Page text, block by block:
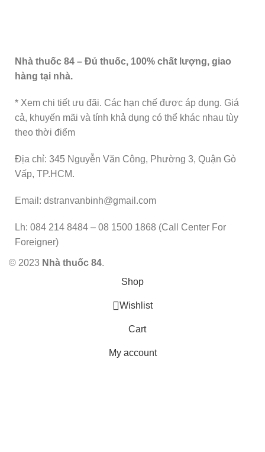
Nhà thuốc 84 – Đủ thuốc, 100% chất lượng, giao
hàng tại nhà.
* Xem chi tiết ưu đãi. Các hạn chế được áp dụng. Giá
cả, khuyến mãi và tính khả dụng có thể khác nhau tùy
theo thời điểm
Địa chỉ: 345 Nguyễn Văn Công, Phường 3, Quận Gò
Vấp, TP.HCM.
Email: dstranvanbinh@gmail.com
Lh: 084 214 8484 – 08 1500 1868 (Call Center For
Foreigner)
© 2023 Nhà thuốc 84.
Shop
Wishlist
Cart
My account